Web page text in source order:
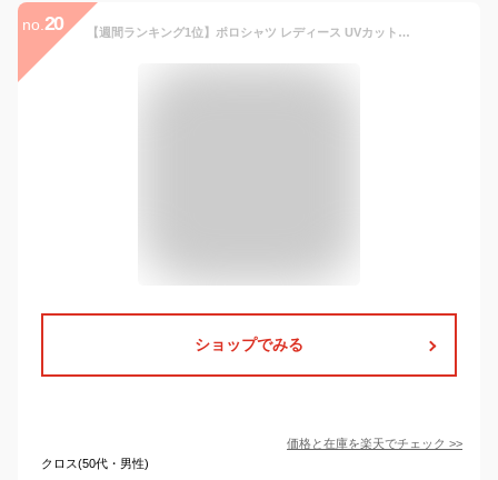
no. 20 【週間ランキング1位】ポロシャツ レディース UVカット メンズ ユニセックス かわいい 半袖 ドライ 吸水 速乾 ポケット 制服 ユニフォーム 仕事 クールビズ 介護 スポーツ ゴルフ カジュアル オシャレ ネイビー 白
ショップでみる
価格と在庫を楽天でチェック >>
クロス(50代・男性)